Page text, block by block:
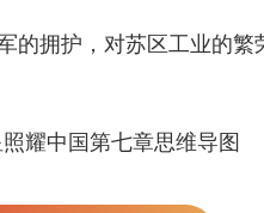
的拥护，对苏区工业的